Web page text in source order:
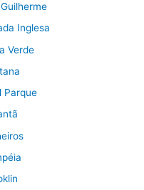
Inglesa
Verde
Parque